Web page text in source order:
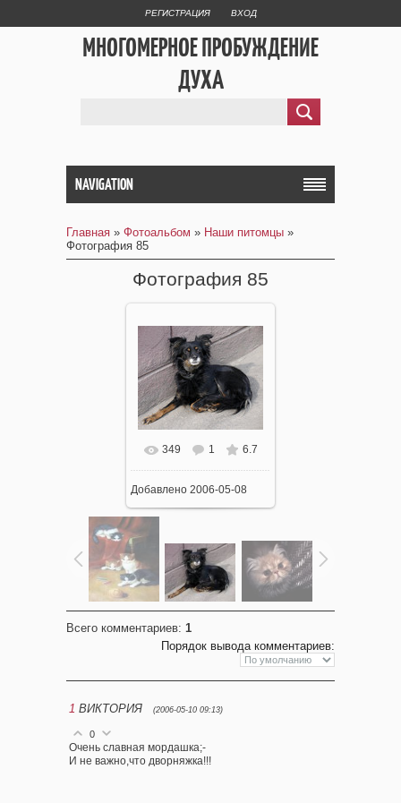
РЕГИСТРАЦИЯ ВХОД
МНОГОМЕРНОЕ ПРОБУЖДЕНИЕ
ДУХА
NAVIGATION
Главная » Фотоальбом » Наши питомцы »
Фотография 85
Фотография 85
349 1 6.7
Добавлено 2006-05-08
Всего комментариев: 1
Порядок вывода комментариев:
1 ВИКТОРИЯ (2006-05-10 09:13)
0
Очень славная мордашка;-
И не важно,что дворняжка!!!